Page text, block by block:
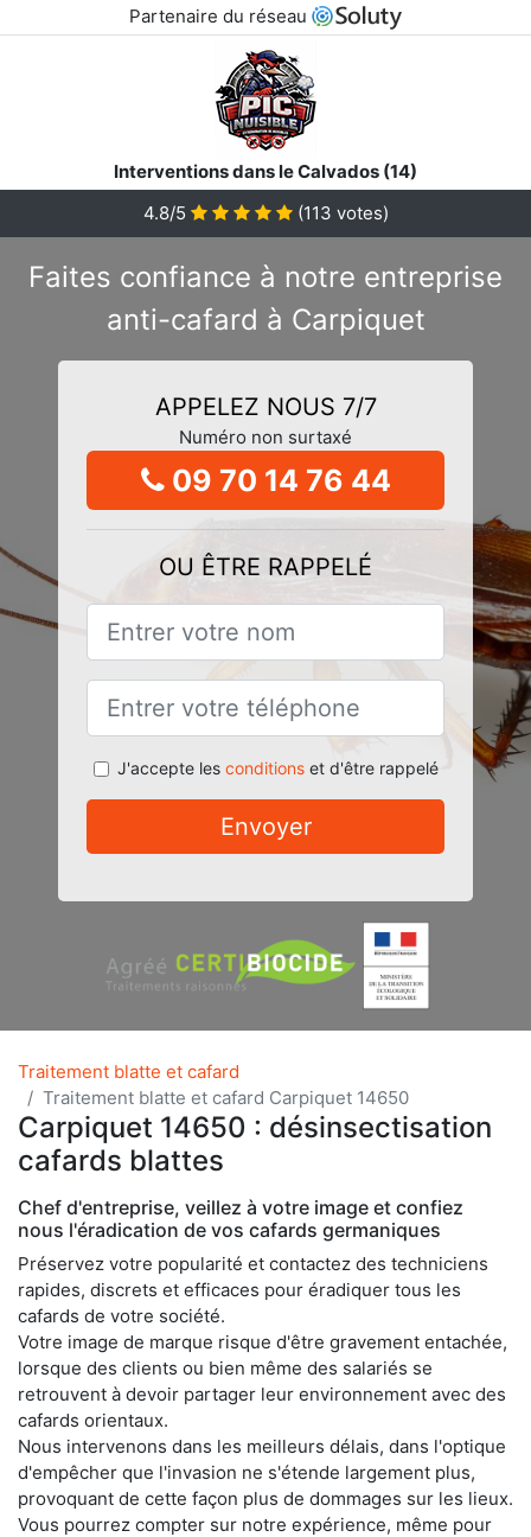
Partenaire du réseau
Interventions dans le Calvados (14)
4.8/5
(113 votes)
Faites confiance à notre entreprise
anti-cafard à Carpiquet
APPELEZ NOUS 7/7
Numéro non surtaxé
09 70 14 76 44
OU ÊTRE RAPPELÉ
J'accepte les conditionset d'être rappelé
Envoyer
Traitement blatte et cafard
Traitement blatte et cafard Carpiquet 14650
Carpiquet 14650 : désinsectisation
cafards blattes
Chef d'entreprise, veillez à votre image et confiez
nous l'éradication de vos cafards germaniques
Préservez votre popularité et contactez des techniciens
rapides, discrets et efficaces pour éradiquer tous les
cafards de votre société.
Votre image de marque risque d'être gravement entachée,
lorsque des clients ou bien même des salariés se
retrouvent à devoir partager leur environnement avec des
cafards orientaux.
Nous intervenons dans les meilleurs délais, dans l'optique
d'empêcher que l'invasion ne s'étende largement plus,
provoquant de cette façon plus de dommages sur les lieux.
Vous pourrez compter sur notre expérience, même pour